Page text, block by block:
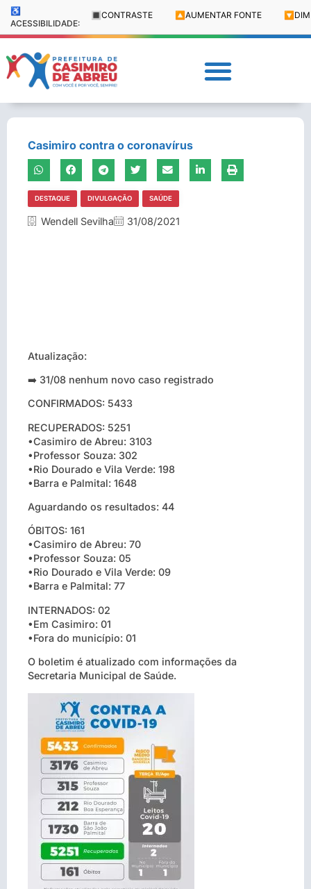
♿
ACESSIBILIDADE:
🔳 CONTRASTE 🔼 AUMENTAR FONTE 🔽
Casimiro contra o coronavírus
DESTAQUE DIVULGAÇÃO SAÚDE
Wendell Sevilha 31/08/2021
Atualização:
➡️ 31/08 nenhum novo caso registrado
CONFIRMADOS: 5433
RECUPERADOS: 5251
•Casimiro de Abreu: 3103
•Professor Souza: 302
•Rio Dourado e Vila Verde: 198
•Barra e Palmital: 1648
Aguardando os resultados: 44
ÓBITOS: 161
•Casimiro de Abreu: 70
•Professor Souza: 05
•Rio Dourado e Vila Verde: 09
•Barra e Palmital: 77
INTERNADOS: 02
•Em Casimiro: 01
•Fora do município: 01
O boletim é atualizado com informações da
Secretaria Municipal de Saúde.